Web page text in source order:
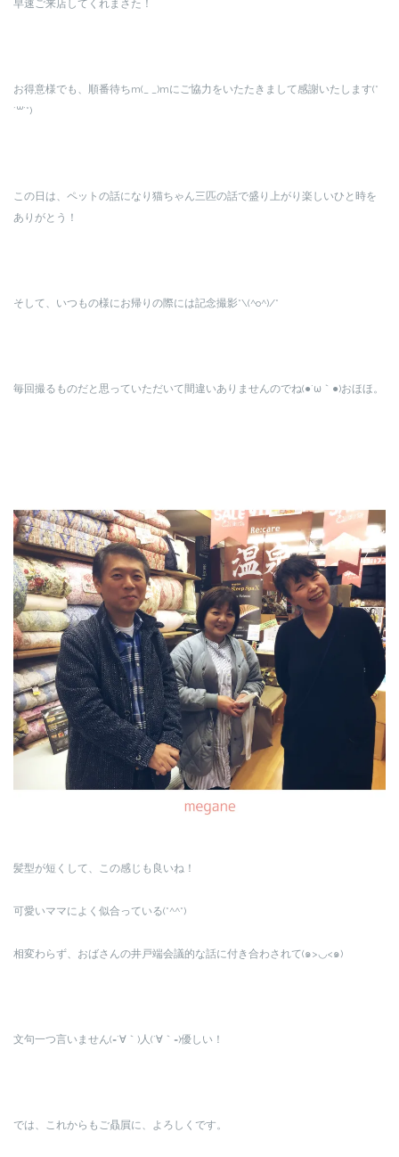
早速ご来店してくれまさた！
お得意様でも、順番待ちm(_ _)mにご協力をいたたきまして感謝いたします(*
´꒳`*)
この日は、ペットの話になり猫ちゃん三匹の話で盛り上がり楽しいひと時を
ありがとう！
そして、いつもの様にお帰りの際には記念撮影*\(^o^)/*
毎回撮るものだと思っていただいて間違いありませんのでね(●´ω｀●)おほほ。
髪型が短くして、この感じも良いね！
可愛いママによく似合っている(*^^*)
相変わらず、おばさんの井戸端会議的な話に付き合わされて(๑>◡<๑)
文句一つ言いません(=´∀｀)人(´∀｀=)優しい！
では、これからもご贔屓に、よろしくです。